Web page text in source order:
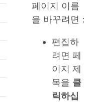
페이지 이름
을 바꾸려면 :
편집하
려면 페
이지 제
목을 클
릭하십